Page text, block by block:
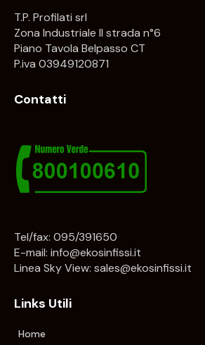
T.P. Profilati srl
Zona Industriale II strada n°6
Piano Tavola Belpasso CT
P.iva 03949120871
Contatti
Tel/fax: 095/391650
E-mail: info@ekosinfissi.it
Linea Sky View: sales@ekosinfissi.it
Links Utili
Home